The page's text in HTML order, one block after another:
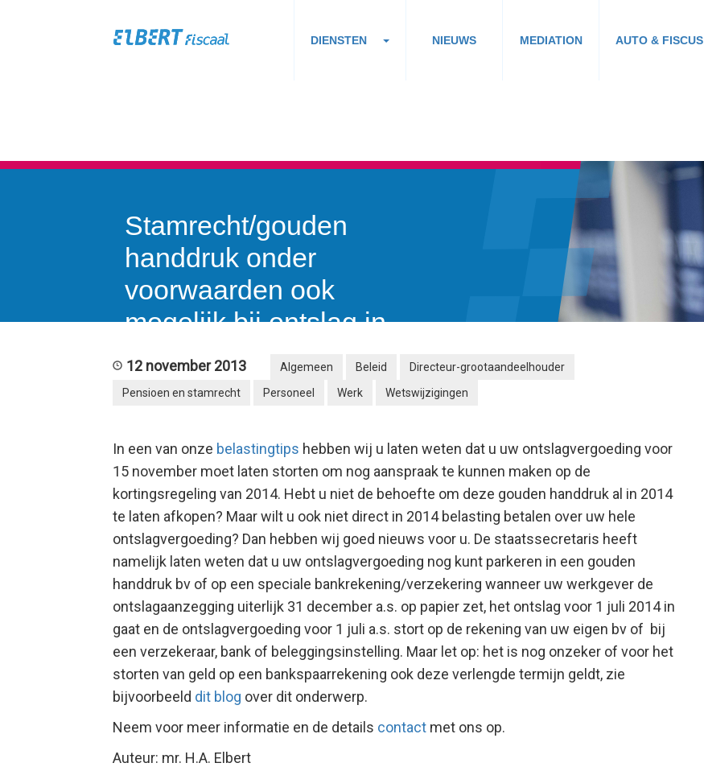
DIENSTEN NIEUWS MEDIATION AUTO & FISCUS
Stamrecht/gouden
handdruk onder
voorwaarden ook
mogelijk bij ontslag in
2014
12 november 2013 Algemeen Beleid
Directeur-grootaandeelhouder
Pensioen en stamrecht
Personeel Werk Wetswijzigingen
In een van onze belastingtips hebben wij u laten weten dat u uw ontslagvergoeding voor
15 november moet laten storten om nog aanspraak te kunnen maken op de
kortingsregeling van 2014. Hebt u niet de behoefte om deze gouden handdruk al in 2014
te laten afkopen? Maar wilt u ook niet direct in 2014 belasting betalen over uw hele
ontslagvergoeding? Dan hebben wij goed nieuws voor u. De staatssecretaris heeft
namelijk laten weten dat u uw ontslagvergoeding nog kunt parkeren in een gouden
handdruk bv of op een speciale bankrekening/verzekering wanneer uw werkgever de
ontslagaanzegging uiterlijk 31 december a.s. op papier zet, het ontslag voor 1 juli 2014 in
gaat en de ontslagvergoeding voor 1 juli a.s. stort op de rekening van uw eigen bv of bij
een verzekeraar, bank of beleggingsinstelling. Maar let op: het is nog onzeker of voor het
storten van geld op een bankspaarrekening ook deze verlengde termijn geldt, zie
bijvoorbeeld dit blog over dit onderwerp.
Neem voor meer informatie en de details contact met ons op.
Auteur: mr. H.A. Elbert